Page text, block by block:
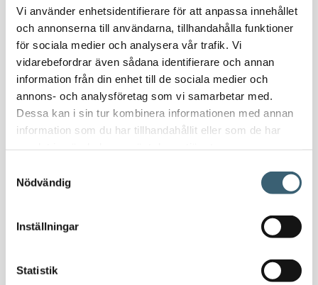
Vi använder enhetsidentifierare för att anpassa innehållet
och annonserna till användarna, tillhandahålla funktioner
för sociala medier och analysera vår trafik. Vi
vidarebefordrar även sådana identifierare och annan
information från din enhet till de sociala medier och
annons- och analysföretag som vi samarbetar med.
Dessa kan i sin tur kombinera informationen med annan
information som du har tillhandahållit eller som de har
Nödvändig
Inställningar
Statistik
Specialsvetsade lagringstankar
Ståltankar för lagring, transport & process
AdBlue
AdBluetankar
AdBlue transporttankar
AdBluepumpar & tillbehör
Diesel
Dieseltank reservdelar & tillbehör